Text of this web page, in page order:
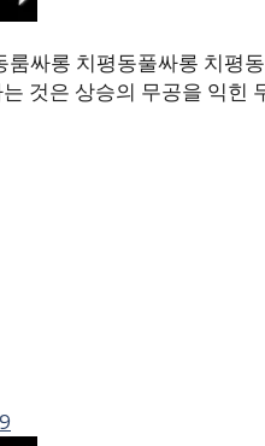
싸롱 치평동풀싸롱 치평
것은 상승의 무공을 익힌